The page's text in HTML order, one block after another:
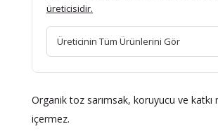
üreticisidir.
Üreticinin Tüm Ürünlerini Gör
Organik toz sarımsak, koruyucu ve katkı
içermez.